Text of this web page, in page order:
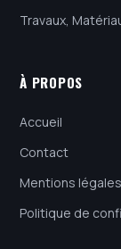
Travaux,
À PROPOS
Accueil
Contact
Mentions légales
Politique de